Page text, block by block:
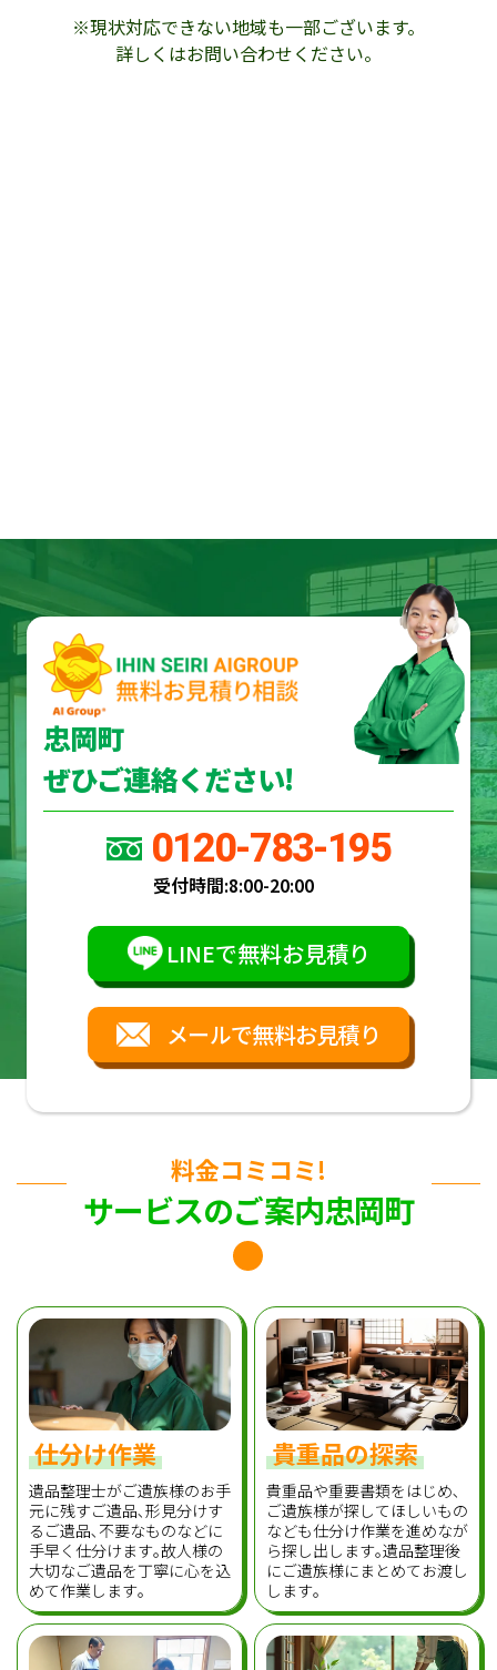
※現状対応できない地域も一部ございます。
詳しくはお問い合わせください。
忠岡町
ぜひご連絡ください!
0120-783-195
受付時間:8:00-20:00
LINEで無料お見積り
メールで無料お見積り
料金コミコミ!
サービスのご案内忠岡町
仕分け作業
遺品整理士がご遺族様のお手
元に残すご遺品､形見分けす
るご遺品､不要なものなどに
手早く仕分けます｡故人様の
大切なご遺品を丁寧に心を込
めて作業します｡
貴重品の探索
貴重品や重要書類をはじめ､
ご遺族様が探してほしいもの
なども仕分け作業を進めなが
ら探し出します｡遺品整理後
にご遺族様にまとめてお渡し
します｡